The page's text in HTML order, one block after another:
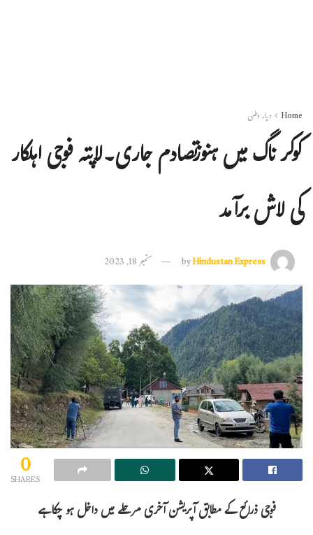
Home دیار وطن
کوکر ناگ میں ہنوزتصادم جاری۔لاپتہ فوجی اہلکار
کی لاش برآمد
byHindustan Express ستمبر 18, 2023
0
SHARES
فوجی ذرائع کے مطابق آپریشن آخری مرحلے میں داخل ہو چکا ہے